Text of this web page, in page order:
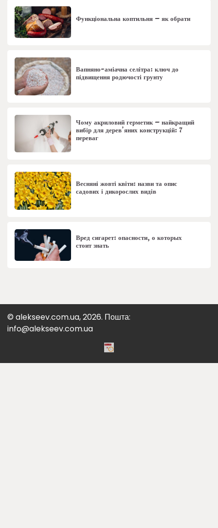
Функціональна коптильня – як обрати
Вапняно-аміачна селітра: ключ до
підвищення родючості грунту
Чому акриловий герметик – найкращий
вибір для дерев’яних конструкцій: 7
переваг
Весняні жовті квіти: назви та опис
садових і дикорослих видів
Вред сигарет: опасности, о которых
стоит знать
© alekseev.com.ua, 2026. Пошта:
info@alekseev.com.ua